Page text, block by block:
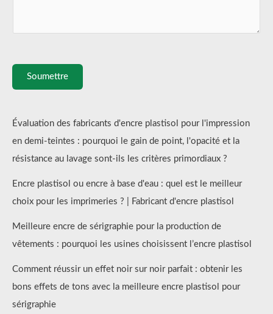
Soumettre
Évaluation des fabricants d'encre plastisol pour l'impression
en demi-teintes : pourquoi le gain de point, l'opacité et la
résistance au lavage sont-ils les critères primordiaux ?
Encre plastisol ou encre à base d'eau : quel est le meilleur
choix pour les imprimeries ? | Fabricant d'encre plastisol
Meilleure encre de sérigraphie pour la production de
vêtements : pourquoi les usines choisissent l’encre plastisol
Comment réussir un effet noir sur noir parfait : obtenir les
bons effets de tons avec la meilleure encre plastisol pour
sérigraphie